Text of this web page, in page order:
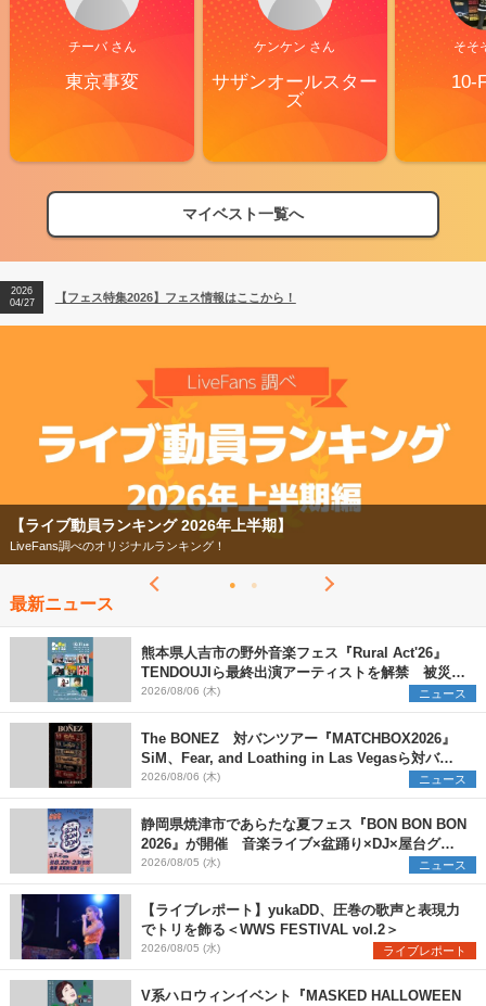
チーバ さん
東京事変
ケンケン さん
サザンオールスター
ズ
そそ
10-
マイベスト一覧へ
【フェス特集2026】フェス情報はここから！
【ライブ動員ランキング】2026年上半期編発表！
2026
04/27
【フェス特集2026】フェス情報はここから！
2026
【フェス特集2026】
今年もフェスの季節がやってきた！
最新ニュース
熊本県人吉市の野外音楽フェス『Rural Act'26』
TENDOUJIら最終出演アーティストを解禁 被災地
支援プロジェクトの始動も発表
2026/08/06 (木) ニュース
The BONEZ 対バンツアー『MATCHBOX2026』
SiM、Fear, and Loathing in Las Vegasら対バン
アーティストを一斉解禁
2026/08/06 (木) ニュース
静岡県焼津市であらたな夏フェス『BON BON BON
2026』が開催 音楽ライブ×盆踊り×DJ×屋台グル
メ×ランタンナイトで彩る2日間
2026/08/05 (水) ニュース
【ライブレポート】yukaDD、圧巻の歌声と表現力
でトリを飾る＜WWS FESTIVAL vol.2＞
2026/08/05 (水) ライブレポート
V系ハロウィンイベント『MASKED HALLOWEEN